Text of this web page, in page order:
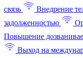
связь
Внедрение
задолженностью
Повышение
Выход на